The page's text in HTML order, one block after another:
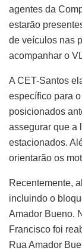
agentes da
estarão
de veículos nas
acompanhar o
A CET-Santos
específico para
posicionados
assegurar que a
estacionados.
orientarão os
Recentemente,
incluindo o
Amador Bueno.
Francisco foi
Rua Amador